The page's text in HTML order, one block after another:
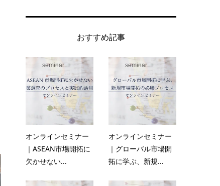
おすすめ記事
seminar
オンラインセミナー
｜ASEAN市場開拓に
欠かせない...
seminar
オンラインセミナー
｜グローバル市場開
拓に学ぶ、新規...